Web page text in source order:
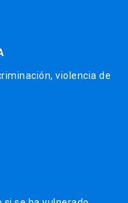
violencia de